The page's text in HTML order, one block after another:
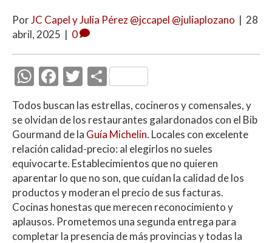
PorJC Capel y Julia Pérez @jccapel @juliaplozano | 28
abril, 2025 | 0
W
h
at
s
A
p
p
F
e
b
o
o
k
T
itt
er
C
o
m
p
ar
ti
r
Todos buscan las estrellas, cocineros y comensales, y
se olvidan de los restaurantes galardonados con el Bib
Gourmand de la Guía Michelin. Locales con excelente
relación calidad-precio: al elegirlos no sueles
equivocarte. Establecimientos que no quieren
aparentar lo que no son, que cuidan la calidad de los
productos y moderan el precio de sus facturas.
Cocinas honestas que merecen reconocimiento y
aplausos. Prometemos una segunda entrega para
completar la presencia de más provincias y todas la